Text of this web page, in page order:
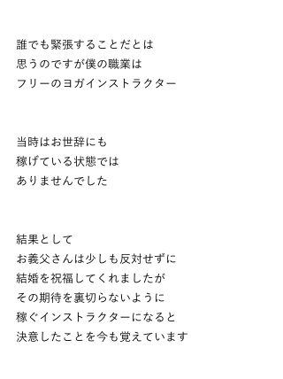
誰でも緊張することだとは
思うのですが僕の職業は
フリーのヨガインストラクター
当時はお世辞にも
稼げている状態では
ありませんでした
結果として
お義父さんは少しも反対せずに
結婚を祝福してくれましたが
その期待を裏切らないように
稼ぐインストラクターになると
決意したことを今も覚えています